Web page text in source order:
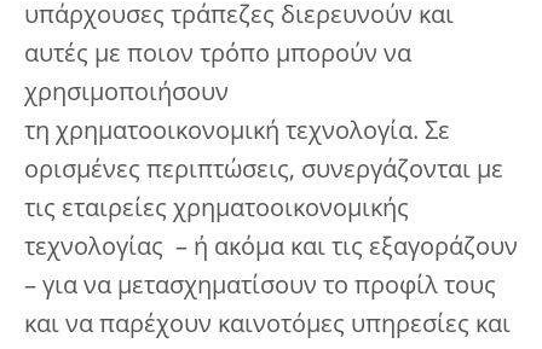
υπάρχουσες τράπεζες διερευνούν και
αυτές με ποιον τρόπο μπορούν να
χρησιμοποιήσουν
τη χρηματοοικονομική τεχνολογία. Σε
ορισμένες περιπτώσεις, συνεργάζονται με
τις εταιρείες χρηματοοικονομικής
τεχνολογίας – ή ακόμα και τις εξαγοράζουν
– για να μετασχηματίσουν το προφίλ τους
και να παρέχουν καινοτόμες υπηρεσίες και